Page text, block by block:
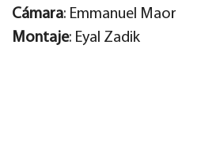
Cámara: Emmanuel Maor
Montaje: Eyal Zadik